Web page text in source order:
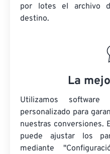
por lotes el archivo
destino.
La
Utilizamos
personalizado para
nuestras conversiones.
puede ajustar los
mediante